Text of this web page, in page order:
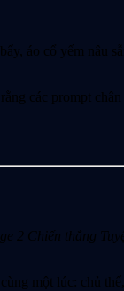
áo cổ yếm nâu
các prompt
2 Chiến thắng
một lúc: chủ